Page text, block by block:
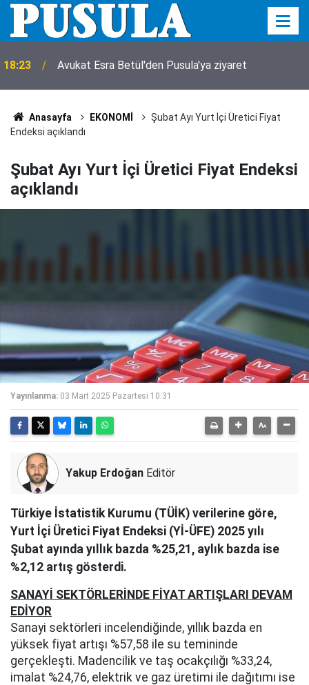
18:23 Avukat Esra Betül'den Pusula'ya ziyaret
Anasayfa EKONOMİ
Şubat Ayı Yurt İçi Üretici Fiyat
Endeksi açıklandı
Şubat Ayı Yurt İçi Üretici Fiyat Endeksi
açıklandı
Yayınlanma: 03 Mart 2025 Pazartesi 10:31
Yakup Erdoğan Editör
Türkiye İstatistik Kurumu (TÜİK) verilerine göre,
Yurt İçi Üretici Fiyat Endeksi (Yİ-ÜFE) 2025 yılı
Şubat ayında yıllık bazda %25,21, aylık bazda ise
%2,12 artış gösterdi.
SANAYİ SEKTÖRLERİNDE FİYAT ARTIŞLARI DEVAM
EDİYOR
Sanayi sektörleri incelendiğinde, yıllık bazda en
yüksek fiyat artışı %57,58 ile su temininde
gerçekleşti. Madencilik ve taş ocakçılığı %33,24,
imalat %24,76, elektrik ve gaz üretimi ile dağıtımı ise